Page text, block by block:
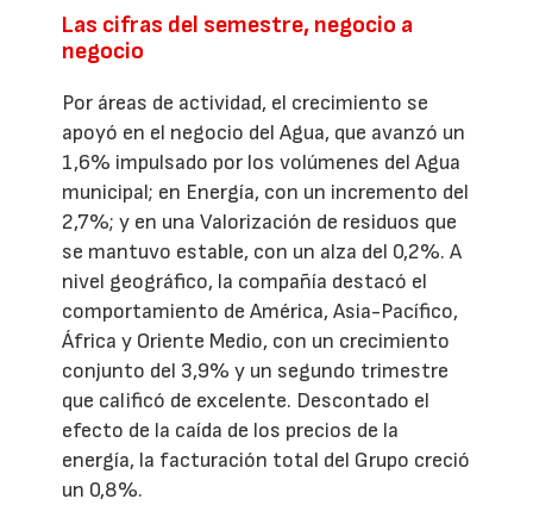
Las cifras del semestre, negocio a
negocio
Por áreas de actividad, el crecimiento se
apoyó en el negocio del Agua, que avanzó un
1,6% impulsado por los volúmenes del Agua
municipal; en Energía, con un incremento del
2,7%; y en una Valorización de residuos que
se mantuvo estable, con un alza del 0,2%. A
nivel geográfico, la compañía destacó el
comportamiento de América, Asia-Pacífico,
África y Oriente Medio, con un crecimiento
conjunto del 3,9% y un segundo trimestre
que calificó de excelente. Descontado el
efecto de la caída de los precios de la
energía, la facturación total del Grupo creció
un 0,8%.